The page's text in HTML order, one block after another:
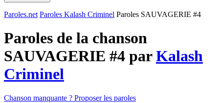
Paroles.net Paroles Kalash Criminel Paroles SAUVAGERIE #4
Paroles de la chanson
SAUVAGERIE #4 parKalash
Criminel
Chanson manquante ? Proposer les paroles